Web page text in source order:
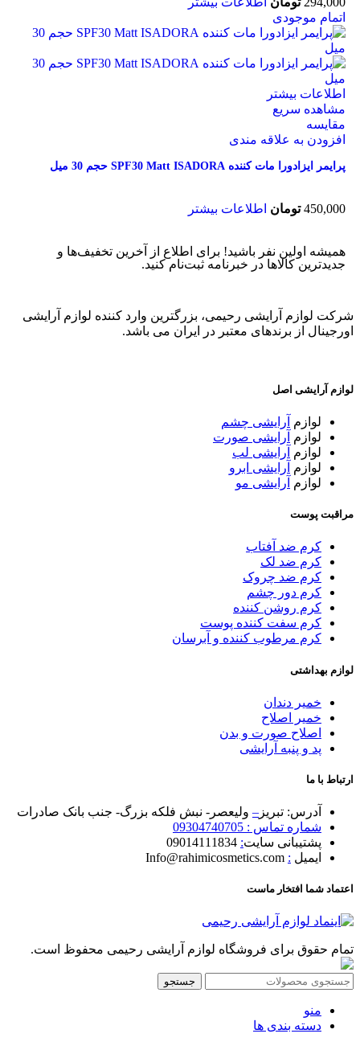
اتمام موجودی
اطلاعات بیشتر
مشاهده سریع
مقایسه
افزودن به علاقه مندی
پرایمر ایزادورا مات کننده SPF30 Matt ISADORA حجم 30 میل
450,000 تومان اطلاعات بیشتر
همیشه اولین نفر باشید! برای اطلاع از آخرین تخفیف‌ها و
جدیدترین کالاها در خبرنامه ثبت‌نام کنید.
شرکت لوازم آرایشی رحیمی، بزرگترین وارد کننده لوازم آرایشی
اورجینال از برندهای معتبر در ایران می باشد.
لوازم آرایشی اصل
لوازم آرایشی چشم
لوازم آرایشی صورت
لوازم آرایشی لب
لوازم آرایشی ابرو
لوازم آرایشی مو
مراقبت پوست
کرم ضد آفتاب
کرم ضد لک
کرم ضد چروک
کرم دور چشم
کرم روشن کننده
کرم سفت کننده پوست
کرم مرطوب کننده و آبرسان
لوازم بهداشتی
خمیر دندان
خمیر اصلاح
اصلاح صورت و بدن
پد و پنبه آرایشی
ارتباط با ما
آدرس: تبریز – ولیعصر- نبش فلکه بزرگ- جنب بانک صادرات
شماره تماس : 09304740705
پشتیبانی سایت:
ایمیل :
اعتماد شما افتخار ماست
تمام حقوق برای فروشگاه لوازم آرایشی رحیمی محفوظ است.
جستجو
منو
دسته بندی ها